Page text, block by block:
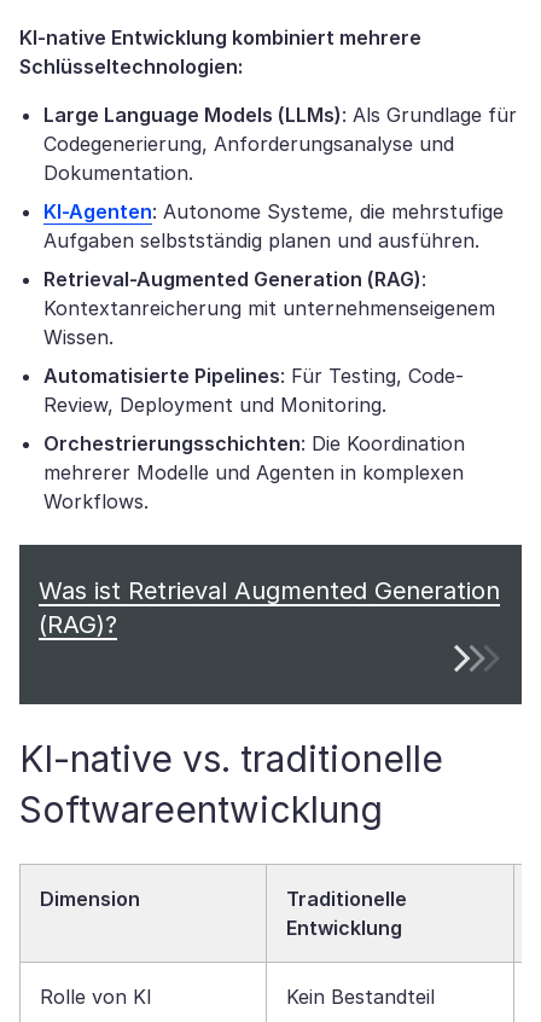
KI-native Entwicklung kombiniert mehrere
Schlüsseltechnologien:
Large Language Models (LLMs): Als Grundlage für
Codegenerierung, Anforderungsanalyse und
Dokumentation.
KI-Agenten: Autonome Systeme, die mehrstufige
Aufgaben selbstständig planen und ausführen.
Retrieval-Augmented Generation (RAG):
Kontextanreicherung mit unternehmenseigenem
Wissen.
Automatisierte Pipelines: Für Testing, Code-
Review, Deployment und Monitoring.
Orchestrierungsschichten: Die Koordination
mehrerer Modelle und Agenten in komplexen
Workflows.
Was ist Retrieval Augmented Generation
(RAG)?
KI-native vs. traditionelle
Softwareentwicklung
Dimension
Traditionelle
Entwicklung
Rolle von KI Kein Bestandteil